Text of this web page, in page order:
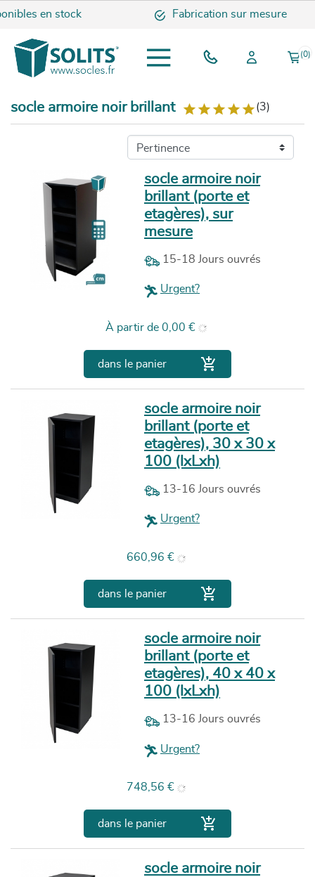
en stock Fabrication sur mesure
(0)
socle armoire noir brillant (3)
socle armoire noir
brillant (porte et
etagères), sur
mesure
15-18 Jours ouvrés
Urgent?
À partir de Prix
0,00 €
dans le panier 
socle armoire noir
brillant (porte et
etagères), 30 x 30 x
100 (lxLxh)
13-16 Jours ouvrés
Urgent?
Prix
660,96 €
dans le panier 
socle armoire noir
brillant (porte et
etagères), 40 x 40 x
100 (lxLxh)
13-16 Jours ouvrés
Urgent?
Prix
748,56 €
dans le panier 
socle armoire noir